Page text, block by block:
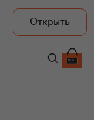
Открыть